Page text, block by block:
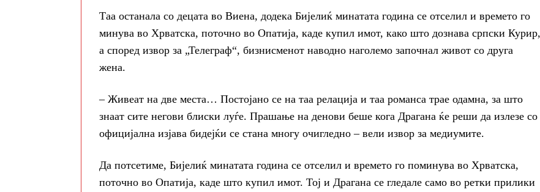
Таа останала со децата во Виена, додека Бијелиќ минатата година се отселил и времето го
минува во Хрватска, поточно во Опатија, каде купил имот, како што дознава српски Курир,
а според извор за „Телеграф“, бизнисменот наводно наголемо започнал живот со друга
жена.
– Живеат на две места… Постојано се на таа релација и таа романса трае одамна, за што
знаат сите негови блиски луѓе. Прашање на денови беше кога Драгана ќе реши да излезе со
официјална изјава бидејќи се стана многу очигледно – вели извор за медиумите.
Да потсетиме, Бијелиќ минатата година се отселил и времето го поминува во Хрватска,
поточно во Опатија, каде што купил имот. Тој и Драгана се гледале само во ретки прилики